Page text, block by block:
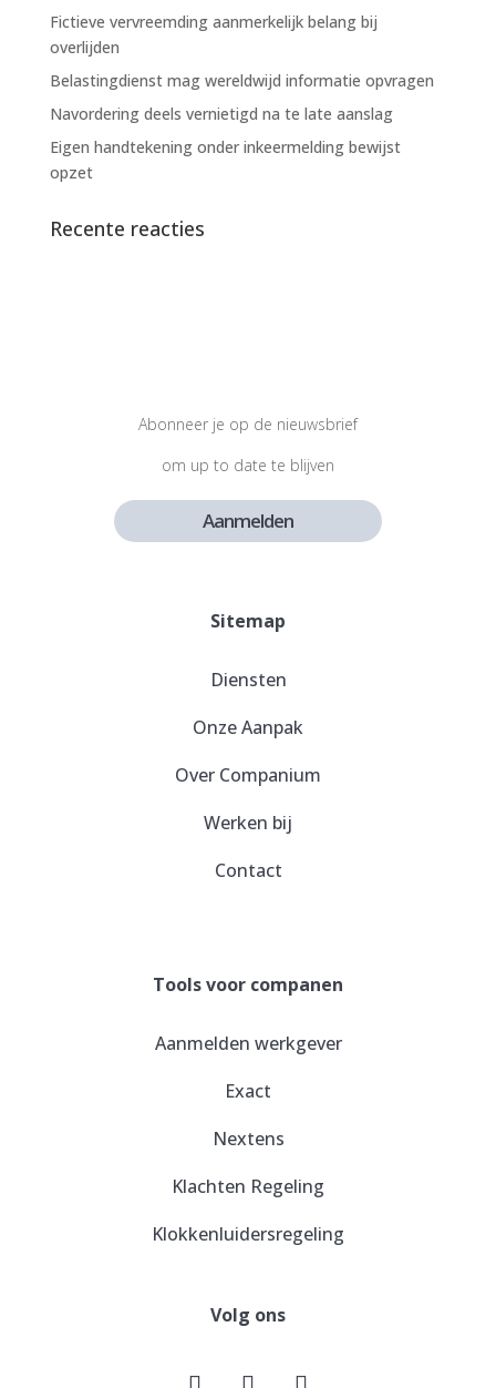
Fictieve vervreemding aanmerkelijk belang bij
overlijden
Belastingdienst mag wereldwijd informatie opvragen
Navordering deels vernietigd na te late aanslag
Eigen handtekening onder inkeermelding bewijst
opzet
Recente reacties
Abonneer je op de nieuwsbrief
om up to date te blijven
Aanmelden
Sitemap
Diensten
Onze Aanpak
Over Companium
Werken bij
Contact
Tools voor companen
Aanmelden werkgever
Exact
Nextens
Klachten Regeling
Klokkenluidersregeling
Volg ons